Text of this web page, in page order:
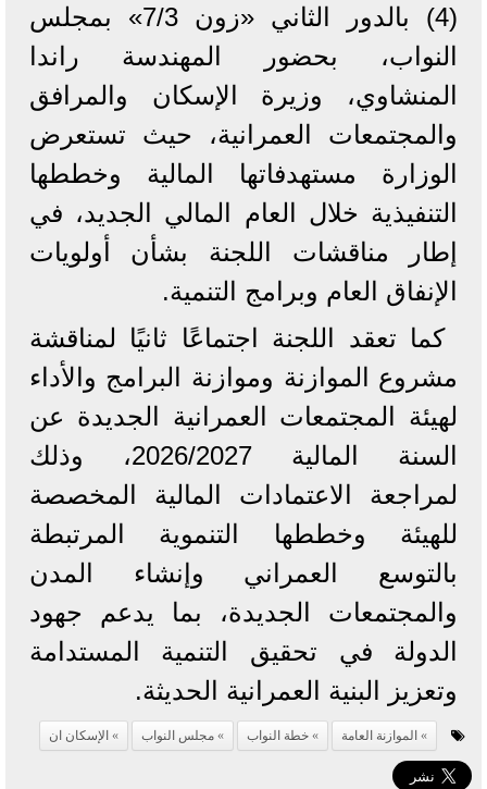
(4) بالدور الثاني «زون 7/3» بمجلس
النواب، بحضور المهندسة راندا
المنشاوي، وزيرة الإسكان والمرافق
والمجتمعات العمرانية، حيث تستعرض
الوزارة مستهدفاتها المالية وخططها
التنفيذية خلال العام المالي الجديد، في
إطار مناقشات اللجنة بشأن أولويات
الإنفاق العام وبرامج التنمية.
كما تعقد اللجنة اجتماعًا ثانيًا لمناقشة
مشروع الموازنة وموازنة البرامج والأداء
لهيئة المجتمعات العمرانية الجديدة عن
السنة المالية 2026/2027، وذلك
لمراجعة الاعتمادات المالية المخصصة
للهيئة وخططها التنموية المرتبطة
بالتوسع العمراني وإنشاء المدن
والمجتمعات الجديدة، بما يدعم جهود
الدولة في تحقيق التنمية المستدامة
وتعزيز البنية العمرانية الحديثة.
الموازنة العامة خطة النواب مجلس النواب الإسكان ان